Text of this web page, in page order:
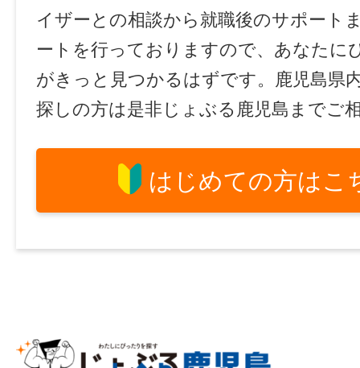
イザーとの相談から就職後のサポート
ートを行っておりますので、あなたに
がきっと見つかるはずです。鹿児島県
探しの方は是非じょぶる鹿児島までご
はじめての方はこ